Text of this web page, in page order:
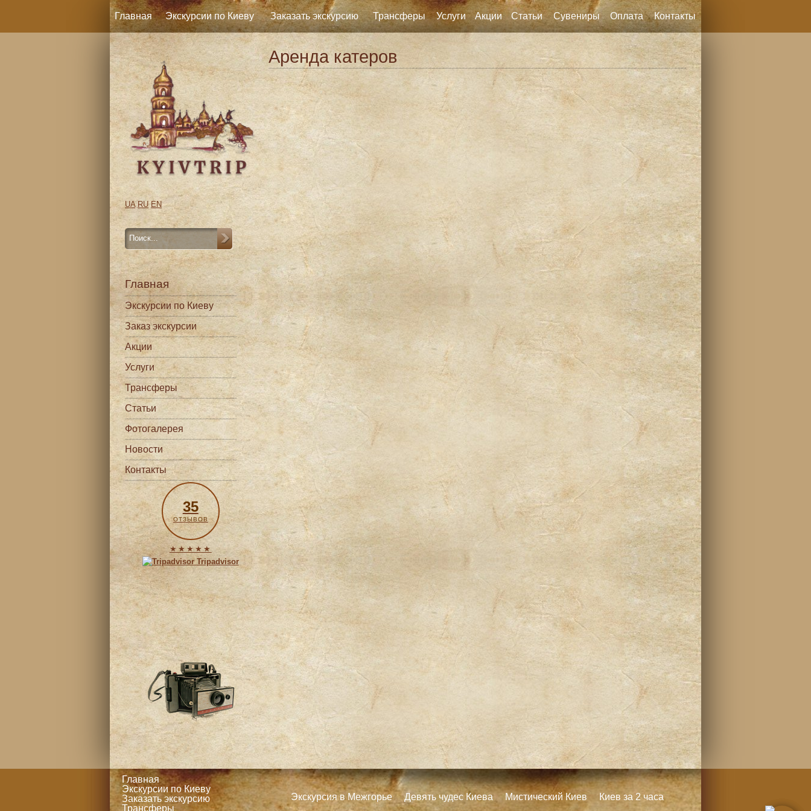
Главная Экскурсии по Киеву Заказать экскурсию Трансферы Услуги Акции Статьи Сувениры Оплата Контакты
UA RU EN
Главная
Экскурсии по Киеву
Заказ экскурсии
Акции
Услуги
Трансферы
Статьи
Фотогалерея
Новости
Контакты
35
ОТЗЫВОВ
★★★★★
Tripadvisor
Аренда катеров
Главная
Экскурсии по Киеву
Заказать экскурсию
Трансферы
Экскурсия в Межгорье Девять чудес Киева Мистический Киев Киев за 2 часа